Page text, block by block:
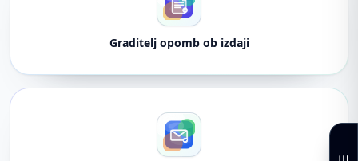
Graditelj opomb ob izdaji